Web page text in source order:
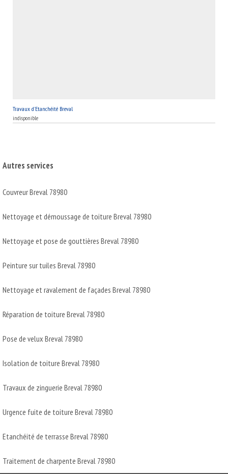
Travaux d'Etanchéité Breval
indisponible
Autres services
Couvreur Breval 78980
Nettoyage et démoussage de toiture Breval 78980
Nettoyage et pose de gouttières Breval 78980
Peinture sur tuiles Breval 78980
Nettoyage et ravalement de façades Breval 78980
Réparation de toiture Breval 78980
Pose de velux Breval 78980
Isolation de toiture Breval 78980
Travaux de zinguerie Breval 78980
Urgence fuite de toiture Breval 78980
Etanchéité de terrasse Breval 78980
Traitement de charpente Breval 78980